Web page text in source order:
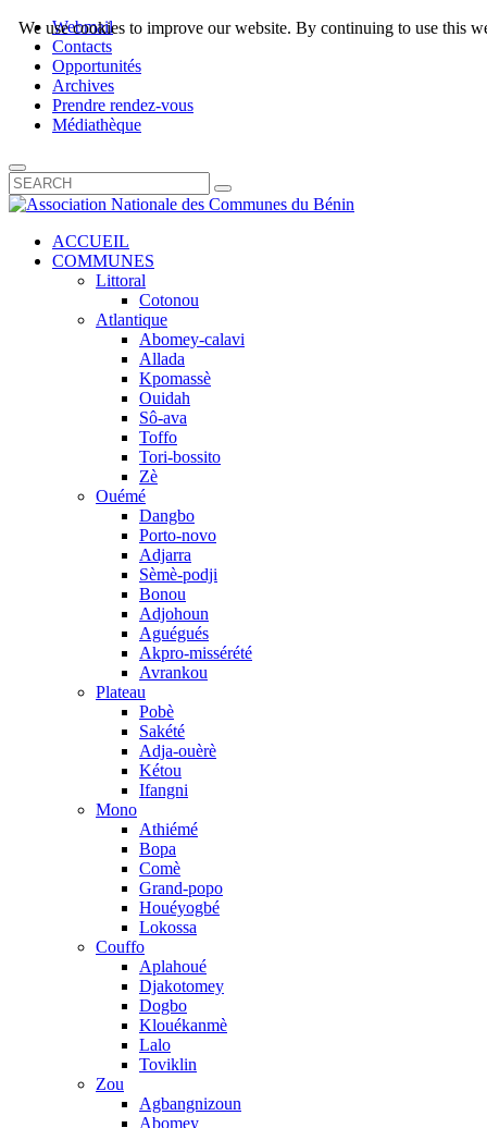
Webmail
Contacts
Opportunités
Archives
Prendre rendez-vous
Médiathèque
ACCUEIL
COMMUNES
Littoral
Cotonou
Atlantique
Abomey-calavi
Allada
Kpomassè
Ouidah
Sô-ava
Toffo
Tori-bossito
Zè
Ouémé
Dangbo
Porto-novo
Adjarra
Sèmè-podji
Bonou
Adjohoun
Aguégués
Akpro-missérété
Avrankou
Plateau
Pobè
Sakété
Adja-ouèrè
Kétou
Ifangni
Mono
Athiémé
Bopa
Comè
Grand-popo
Houéyogbé
Lokossa
Couffo
Aplahoué
Djakotomey
Dogbo
Klouékanmè
Lalo
Toviklin
Zou
Agbangnizoun
Abomey
We use cookies to improve our website. By continuing to use this